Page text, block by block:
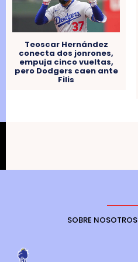
Teoscar Hernández
conecta dos jonrones,
empuja cinco vueltas,
pero Dodgers caen ante
Filis
SOBRE NOSOTROS